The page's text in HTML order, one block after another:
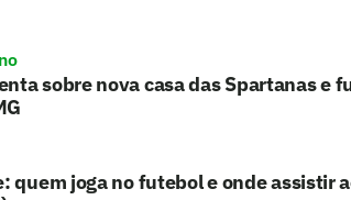
sobre nova casa das Spartanas e
quem joga no futebol e onde assistir